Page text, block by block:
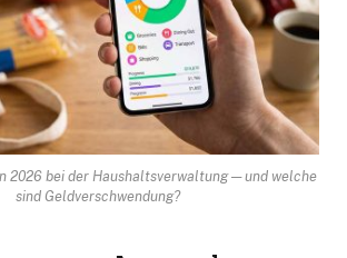
2026 bei der Haushaltsverwaltung — und welche
sind Geldverschwendung?